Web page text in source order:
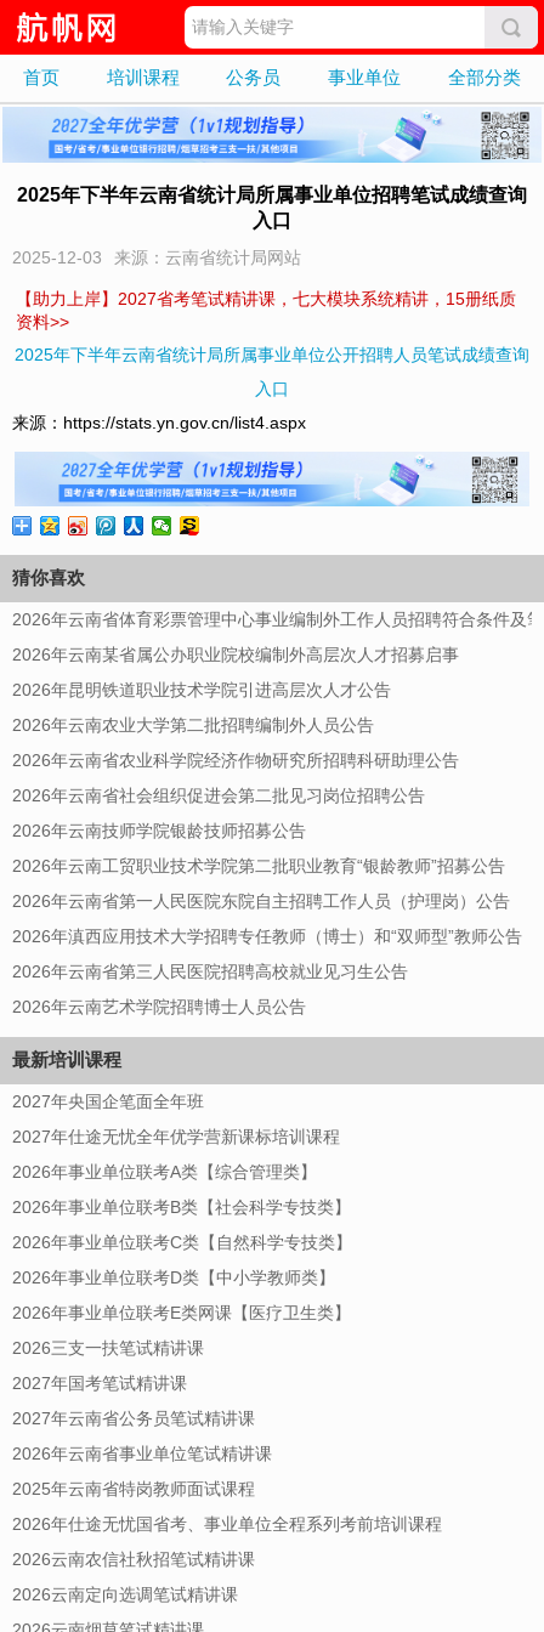
首页 培训课程 公务员 事业单位 全部分类
2025年下半年云南省统计局所属事业单位招聘笔试成绩查询
入口
2025-12-03 来源：云南省统计局网站
【助力上岸】2027省考笔试精讲课，七大模块系统精讲，15册纸质
资料>>
2025年下半年云南省统计局所属事业单位公开招聘人员笔试成绩查询
入口
来源：https://stats.yn.gov.cn/list4.aspx
猜你喜欢
2026年云南省体育彩票管理中心事业编制外工作人员招聘符合条件及
2026年云南某省属公办职业院校编制外高层次人才招募启事
2026年昆明铁道职业技术学院引进高层次人才公告
2026年云南农业大学第二批招聘编制外人员公告
2026年云南省农业科学院经济作物研究所招聘科研助理公告
2026年云南省社会组织促进会第二批见习岗位招聘公告
2026年云南技师学院银龄技师招募公告
2026年云南工贸职业技术学院第二批职业教育“银龄教师”招募公告
2026年云南省第一人民医院东院自主招聘工作人员（护理岗）公告
2026年滇西应用技术大学招聘专任教师（博士）和“双师型”教师公告
2026年云南省第三人民医院招聘高校就业见习生公告
2026年云南艺术学院招聘博士人员公告
最新培训课程
2027年央国企笔面全年班
2027年仕途无忧全年优学营新课标培训课程
2026年事业单位联考A类【综合管理类】
2026年事业单位联考B类【社会科学专技类】
2026年事业单位联考C类【自然科学专技类】
2026年事业单位联考D类【中小学教师类】
2026年事业单位联考E类网课【医疗卫生类】
2026三支一扶笔试精讲课
2027年国考笔试精讲课
2027年云南省公务员笔试精讲课
2026年云南省事业单位笔试精讲课
2025年云南省特岗教师面试课程
2026年仕途无忧国省考、事业单位全程系列考前培训课程
2026云南农信社秋招笔试精讲课
2026云南定向选调笔试精讲课